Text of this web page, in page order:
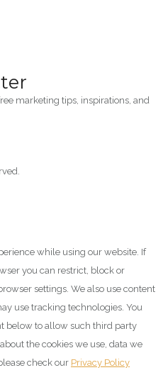
marketing tips, inspirations, and
while using our website. If
you can restrict, block or
settings. We also use content
use tracking technologies. You
below to allow such third party
the cookies we use, data we
check our Privacy Policy